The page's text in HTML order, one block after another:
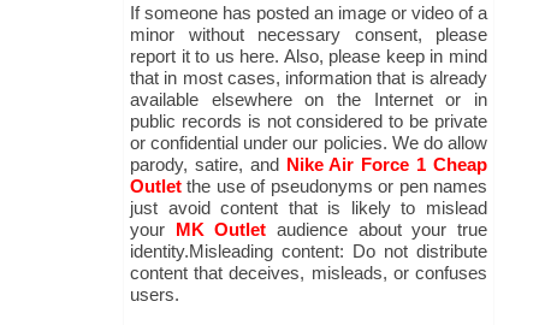
If someone has posted an image or video of a
minor without necessary consent, please
report it to us here. Also, please keep in mind
that in most cases, information that is already
available elsewhere on the Internet or in
public records is not considered to be private
or confidential under our policies. We do allow
parody, satire, and Nike Air Force 1 Cheap
Outlet the use of pseudonyms or pen names
just avoid content that is likely to mislead
your MK Outlet audience about your true
identity.Misleading content: Do not distribute
content that deceives, misleads, or confuses
users.